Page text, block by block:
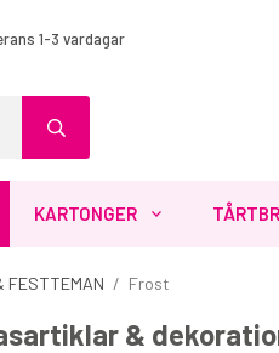
1-3 vardagar
KARTONGER
FESTTEMAN / Frost
&